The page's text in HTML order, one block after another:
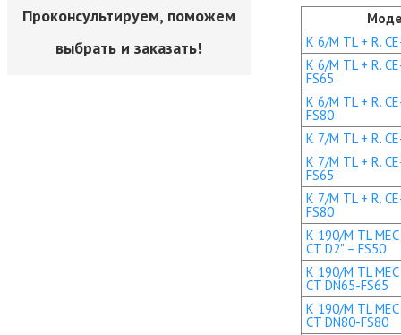
Проконсультируем, поможем
выбрать и заказать!
K 6/M TL + R.
K 6/M TL + R.
FS65
K 6/M TL + R.
FS80
K 7/M TL + R.
K 7/M TL + R.
FS65
K 7/M TL + R.
FS80
K 190/M TL MEC
CT D2" – FS50
K 190/M TL MEC
CT DN65-FS65
K 190/M TL MEC
CT DN80-FS80